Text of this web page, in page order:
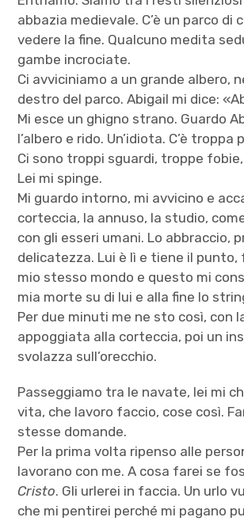
abbazia medievale. C’è un parco di
vedere la fine. Qualcuno medita
gambe incrociate.
Ci avviciniamo a un grande albero,
destro del parco. Abigail mi dice:
Mi esce un ghigno strano. Guardo
l’albero e rido. Un’idiota. C’è troppa
Ci sono troppi sguardi, troppe
Lei mi spinge.
Mi guardo intorno, mi avvicino e
corteccia, la annuso, la studio,
con gli esseri umani. Lo abbraccio,
delicatezza. Lui è lì e tiene il punto,
mio stesso mondo e questo mi
mia morte su di lui e alla fine lo
Per due minuti me ne sto così, con
appoggiata alla corteccia, poi un
svolazza sull’orecchio.
Passeggiamo tra le navate, lei mi
vita, che lavoro faccio, cose così.
stesse domande.
Per la prima volta ripenso alle
lavorano con me. A cosa farei se
Cristo. Gli urlerei in faccia. Un urlo
che mi pentirei perché mi pagano